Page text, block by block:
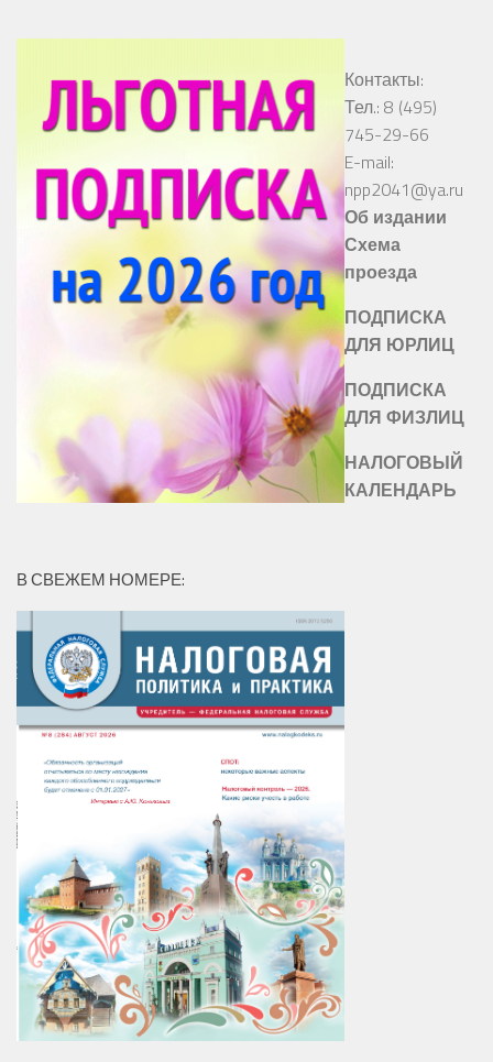
Контакты:
Тел.: 8 (495)
745-29-66
E-mail:
npp2041@ya.ru
Об издании
Схема
проезда
ПОДПИСКА
ДЛЯ ЮРЛИЦ
ПОДПИСКА
ДЛЯ ФИЗЛИЦ
НАЛОГОВЫЙ
КАЛЕНДАРЬ
В СВЕЖЕМ НОМЕРЕ: